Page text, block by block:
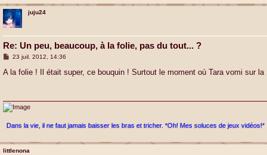
juju24
Re: Un peu, beaucoup, à la folie, pas du tout... ?
M
s
23 juil. 2012, 14:36
A la folie ! Il était super, ce bouquin ! Surtout le moment où Tara vomi sur
Dans la vie, il ne faut jamais baisser les bras et tricher. *Oh! Mes soluces de jeux vidéos!*
littlenona